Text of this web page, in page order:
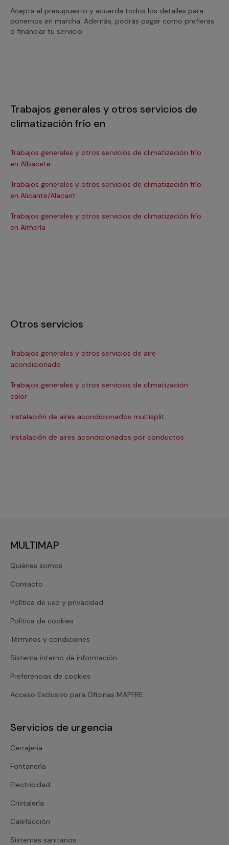
Acepta el presupuesto y acuerda todos los detalles para
ponernos en marcha. Además, podrás pagar como prefieras
o financiar tu servicio.
Trabajos generales y otros servicios de
climatización frío en
Trabajos generales y otros servicios de climatización frío
en Albacete
Trabajos generales y otros servicios de climatización frío
en Alicante/Alacant
Trabajos generales y otros servicios de climatización frío
en Almería
Otros servicios
Trabajos generales y otros servicios de aire
acondicionado
Trabajos generales y otros servicios de climatización
calor
Instalación de aires acondicionados multisplit
Instalación de aires acondicionados por conductos
MULTIMAP
Quiénes somos
Contacto
Política de uso y privacidad
Política de cookies
Términos y condiciones
Sistema interno de información
Preferencias de cookies
Acceso Exclusivo para Oficinas MAPFRE
Servicios de urgencia
Cerrajería
Fontanería
Electricidad
Cristalería
Calefacción
Sistemas sanitarios